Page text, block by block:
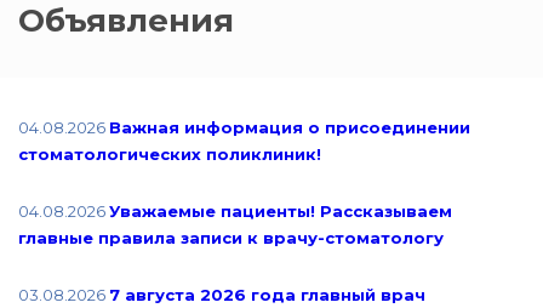
Объявления
04.08.2026 Важная информация о присоединении
стоматологических поликлиник!
04.08.2026Уважаемые пациенты! Рассказываем
главные правила записи к врачу-стоматологу
03.08.2026 7 августа 2026 года главный врач